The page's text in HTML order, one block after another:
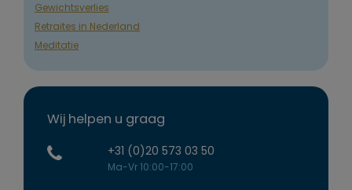
Gewichtsverlies
Retraites in Nederland
Meditatie
Wij helpen u graag
+31 (0)20 573 03 50
Ma-Vr 10:00-17:00